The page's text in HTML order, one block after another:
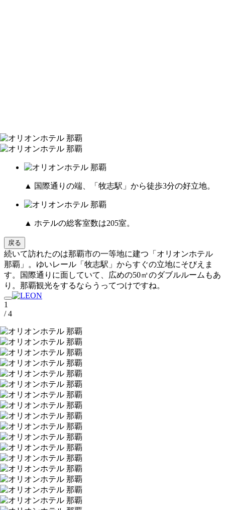
▲ 国際通りの端、「牧志駅」から徒歩3分の好立地。
▲ ホテルの総客室数は205室。
戻る
続いて訪れたのは那覇市の一等地に建つ「オリオンホテル
那覇」。ゆいレール「牧志駅」からすぐの立地にそびえま
す。国際通りに面していて、広めの50㎡のダブルルームもあ
り。那覇観光をするならうってつけですね。
1
/ 4